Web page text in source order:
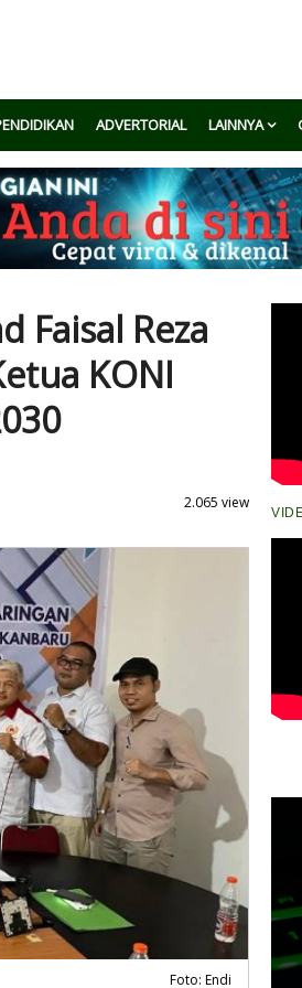
ADVERTORIAL LAINNYA
Faisal Reza
KONI
2.065 view
Foto: Endi